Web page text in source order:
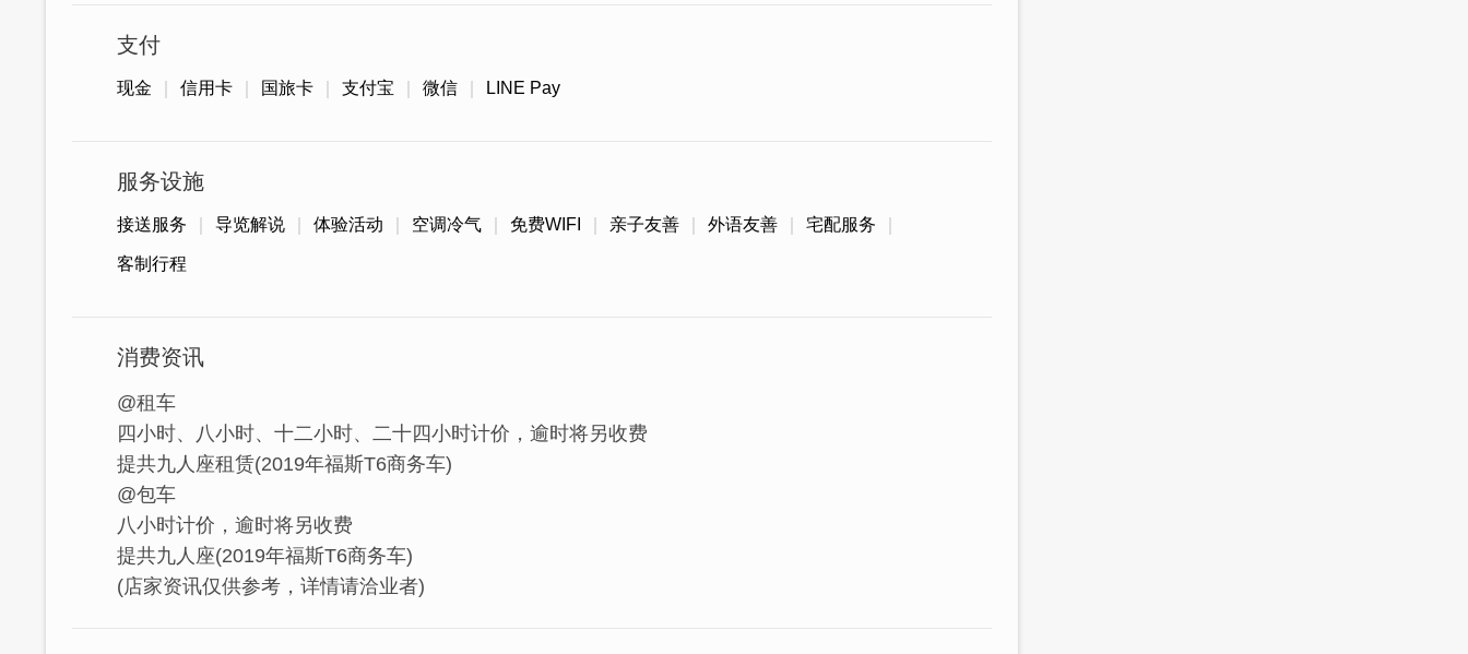
支付
现金 信用卡 国旅卡 支付宝 微信 LINE Pay
服务设施
接送服务 导览解说 体验活动 空调冷气 免费WIFI 亲子友善 外语友善 宅配服务
客制行程
消费资讯
@租车
四小时、八小时、十二小时、二十四小时计价，逾时将另收费
提共九人座租赁(2019年福斯T6商务车)
@包车
八小时计价，逾时将另收费
提共九人座(2019年福斯T6商务车)
(店家资讯仅供参考，详情请洽业者)